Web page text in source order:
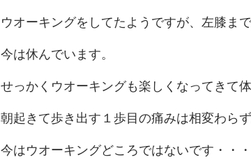
ウオーキングをしてたようですが、左膝ま
今は休んでいます。
せっかくウオーキングも楽しくなってきて
朝起きて歩き出す１歩目の痛みは相変わら
今はウオーキングどころではないです・・・